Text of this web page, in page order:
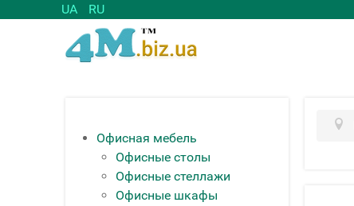
UA RU
Офисная мебель
Офисные столы
Офисные стеллажи
Офисные шкафы